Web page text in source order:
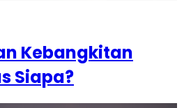
Kebangkitan
Siapa?